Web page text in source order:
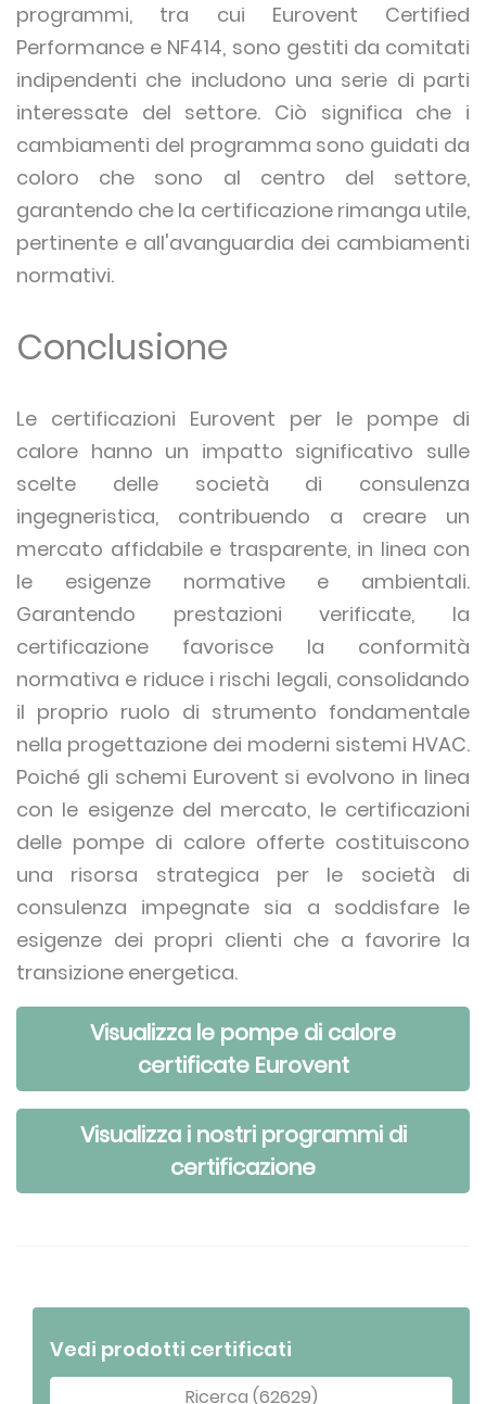
programmi, tra cui Eurovent Certified
Performance e NF414, sono gestiti da comitati
indipendenti che includono una serie di parti
interessate del settore. Ciò significa che i
cambiamenti del programma sono guidati da
coloro che sono al centro del settore,
garantendo che la certificazione rimanga utile,
pertinente e all'avanguardia dei cambiamenti
normativi.
Conclusione
Le certificazioni Eurovent per le pompe di
calore hanno un impatto significativo sulle
scelte delle società di consulenza
ingegneristica, contribuendo a creare un
mercato affidabile e trasparente, in linea con
le esigenze normative e ambientali.
Garantendo prestazioni verificate, la
certificazione favorisce la conformità
normativa e riduce i rischi legali, consolidando
il proprio ruolo di strumento fondamentale
nella progettazione dei moderni sistemi HVAC.
Poiché gli schemi Eurovent si evolvono in linea
con le esigenze del mercato, le certificazioni
delle pompe di calore offerte costituiscono
una risorsa strategica per le società di
consulenza impegnate sia a soddisfare le
esigenze dei propri clienti che a favorire la
transizione energetica.
Visualizza le pompe di calore
certificate Eurovent
Visualizza i nostri programmi di
certificazione
Vedi prodotti certificati
Ricerca (62629)